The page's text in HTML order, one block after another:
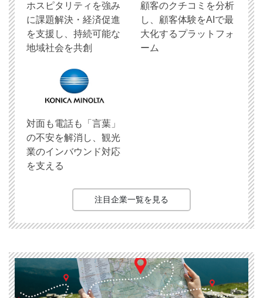
ホスピタリティを強み
に課題解決・経済促進
を支援し、持続可能な
地域社会を共創
顧客のクチコミを分析
し、顧客体験をAIで最
大化するプラットフォ
ーム
対面も電話も「言葉」
の不安を解消し、観光
業のインバウンド対応
を支える
注目企業一覧を見る